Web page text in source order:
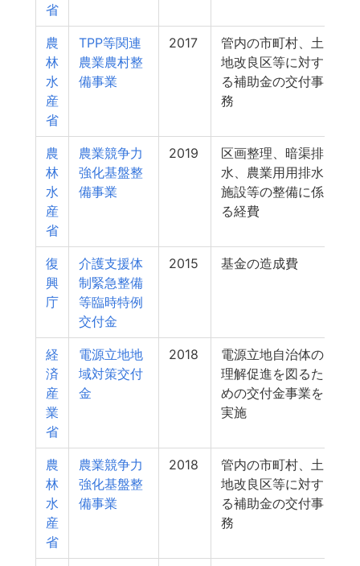
省
農
林
水
産
省
TPP等関連
農業農村整
備事業
2017
管内の市町村、土
地改良区等に対す
る補助金の交付事
務
農
林
水
産
省
農業競争力
強化基盤整
備事業
2019
区画整理、暗渠排
水、農業用用排水
施設等の整備に係
る経費
復
興
庁
介護支援体
制緊急整備
等臨時特例
交付金
2015 基金の造成費
経
済
産
業
省
電源立地地
域対策交付
金
2018
電源立地自治体の
理解促進を図るた
めの交付金事業を
実施
農
林
水
産
省
農業競争力
強化基盤整
備事業
2018
管内の市町村、土
地改良区等に対す
る補助金の交付事
務